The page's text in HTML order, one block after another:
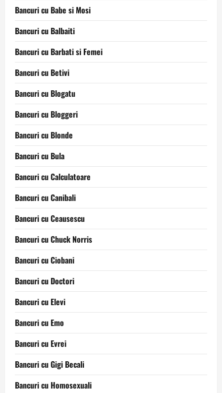
Bancuri cu Babe si Mosi
Bancuri cu Balbaiti
Bancuri cu Barbati si Femei
Bancuri cu Betivi
Bancuri cu Blogatu
Bancuri cu Bloggeri
Bancuri cu Blonde
Bancuri cu Bula
Bancuri cu Calculatoare
Bancuri cu Canibali
Bancuri cu Ceausescu
Bancuri cu Chuck Norris
Bancuri cu Ciobani
Bancuri cu Doctori
Bancuri cu Elevi
Bancuri cu Emo
Bancuri cu Evrei
Bancuri cu Gigi Becali
Bancuri cu Homosexuali